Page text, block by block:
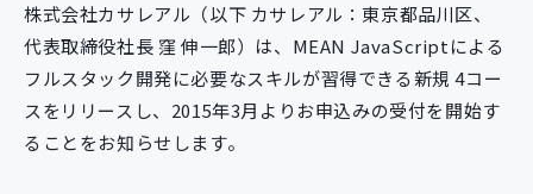
新規開発サービス
パッケージ開発
株式会社カサレアル（以下 カサレアル：東京都品川区、
代表取締役社長 窪 伸一郎）は、MEAN JavaScriptによる
フルスタック開発に必要なスキルが習得できる新規 4コー
スをリリースし、2015年3月よりお申込みの受付を開始す
ることをお知らせします。